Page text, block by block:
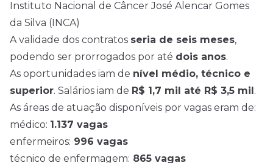
Instituto Nacional de Câncer José Alencar Gomes
da Silva (INCA)
A validade dos contratos seria de seis meses,
podendo ser prorrogados por até dois anos.
As oportunidades iam de nível médio, técnico e
superior. Salários iam de R$ 1,7 mil até R$ 3,5 mil.
As áreas de atuação disponíveis por vagas eram de:
médico: 1.137 vagas
enfermeiros: 996 vagas
técnico de enfermagem: 865 vagas